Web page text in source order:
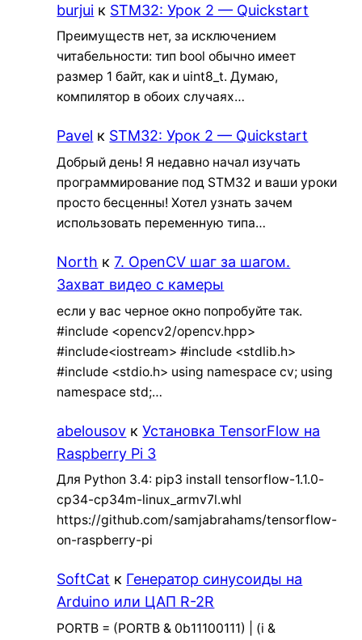
burjui к STM32: Урок 2 — Quickstart
Преимуществ нет, за исключением
читабельности: тип bool обычно имеет
размер 1 байт, как и uint8_t. Думаю,
компилятор в обоих случаях…
Pavel к STM32: Урок 2 — Quickstart
Добрый день! Я недавно начал изучать
программирование под STM32 и ваши уроки
просто бесценны! Хотел узнать зачем
использовать переменную типа…
North к7. OpenCV шаг за шагом.
Захват видео с камеры
если у вас черное окно попробуйте так.
#include <opencv2/opencv.hpp>
#include<iostream> #include <stdlib.h>
#include <stdio.h> using namespace cv; using
namespace std;…
abelousov кУстановка TensorFlow на
Raspberry Pi 3
Для Python 3.4: pip3 install tensorflow-1.1.0-
cp34-cp34m-linux_armv7l.whl
https://github.com/samjabrahams/tensorflow-
on-raspberry-pi
SoftCat к Генератор синусоиды на
Arduino или ЦАП R-2R
PORTB = (PORTB & 0b11100111) | (i &